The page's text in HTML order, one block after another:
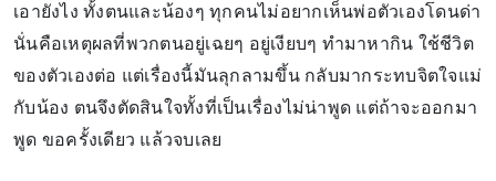
เอายังไง ทั้งตนและน้องๆ ทุกคนไม่อยากเห็นพ่อตัวเองโดนด่า
นั่นคือเหตุผลที่พวกตนอยู่เฉยๆ อยู่เงียบๆ ทำมาหากิน ใช้ชีวิต
ของตัวเองต่อ แต่เรื่องนี้มันลุกลามขึ้น กลับมากระทบจิตใจแม่
กับน้อง ตนจึงตัดสินใจทั้งที่เป็นเรื่องไม่น่าพูด แต่ถ้าจะออกมา
พูด ขอครั้งเดียว แล้วจบเลย